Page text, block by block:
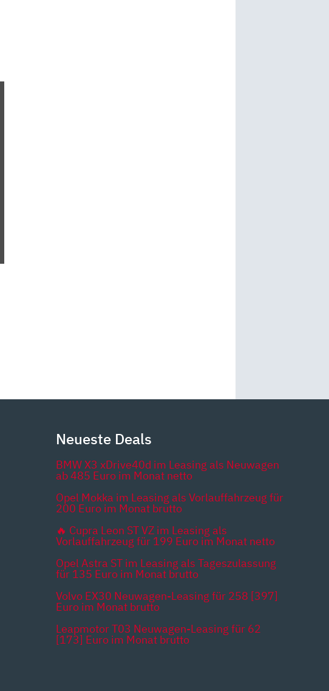
Neueste Deals
BMW X3 xDrive40d im Leasing als Neuwagen
ab 485 Euro im Monat netto
Opel Mokka im Leasing als Vorlauffahrzeug für
200 Euro im Monat brutto
🔥 Cupra Leon ST VZ im Leasing als
Vorlauffahrzeug für 199 Euro im Monat netto
Opel Astra ST im Leasing als Tageszulassung
für 135 Euro im Monat brutto
Volvo EX30 Neuwagen-Leasing für 258 [397]
Euro im Monat brutto
Leapmotor T03 Neuwagen-Leasing für 62
[173] Euro im Monat brutto